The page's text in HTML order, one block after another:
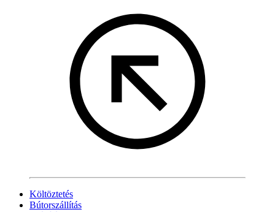
Költöztetés
Bútorszállítás